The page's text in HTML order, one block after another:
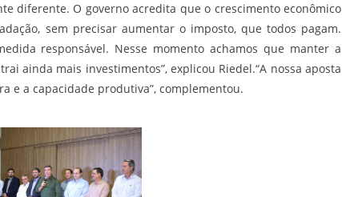
diferente. O governo acredita que o crescimento econômico
sem precisar aumentar o imposto, que todos pagam.
responsável. Nesse momento achamos que manter a
ainda mais investimentos”, explicou Riedel.“A nossa aposta
e a capacidade produtiva”, complementou.